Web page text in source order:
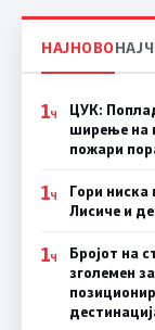
НАЈНОВО
1Ч
ЦУК:
ширење на
пожари
1Ч
Гори ниска
Лисиче и
1Ч
Бројот на
зголемен